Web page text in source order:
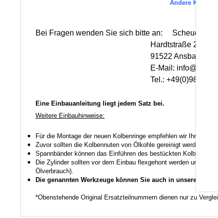
Andere
Bei Fragen wenden Sie sich bitte an: Scheuerlein
Hardtstraße 28
91522 Ansbach
E-Mail:
Tel.: +49(0)981-
Eine Einbauanleitung liegt jedem Satz bei.
Weitere Einbauhinweise:
Für die Montage der neuen Kolbenringe empfehlen wir Ihnen
Zuvor sollten die Kolbennuten von Ölkohle gereinigt werden
Spannbänder können das Einführen des bestückten Kolbens in
Die Zylinder sollten vor dem Einbau flexgehont werden um den
Ölverbrauch).
Die genannten Werkzeuge können Sie auch in unserem
*Obenstehende Original Ersatzteilnummern dienen nur zu